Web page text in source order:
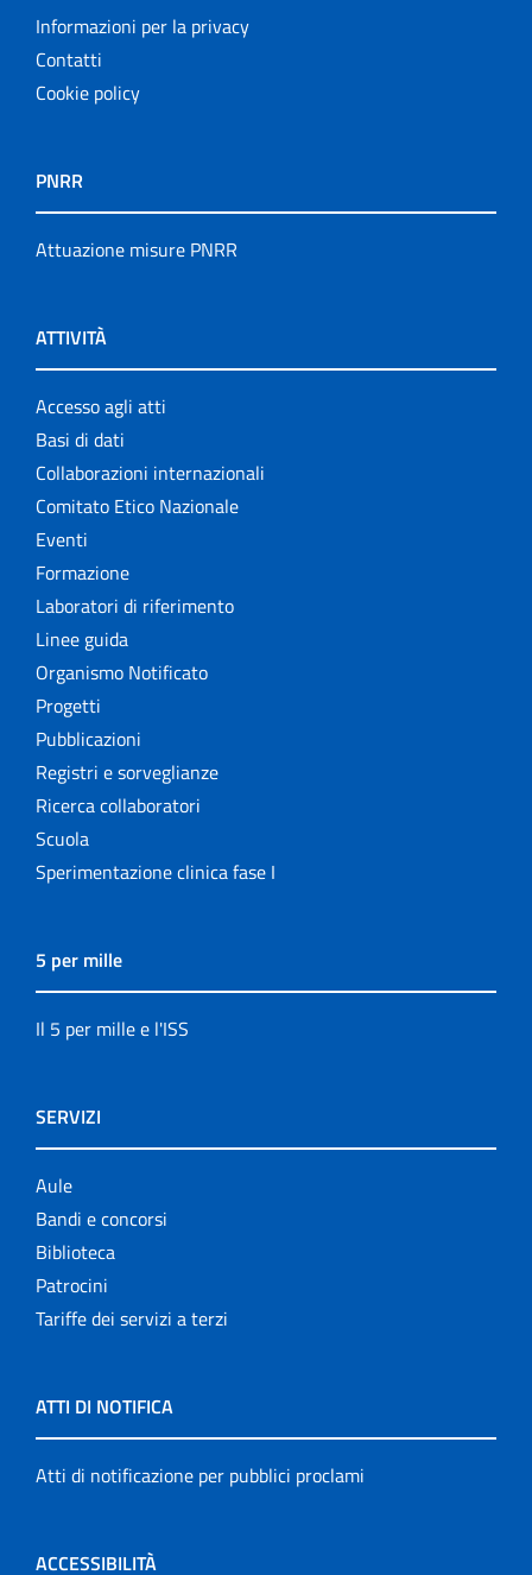
Informazioni per la privacy
Contatti
Cookie policy
PNRR
Attuazione misure PNRR
ATTIVITÀ
Accesso agli atti
Basi di dati
Collaborazioni internazionali
Comitato Etico Nazionale
Eventi
Formazione
Laboratori di riferimento
Linee guida
Organismo Notificato
Progetti
Pubblicazioni
Registri e sorveglianze
Ricerca collaboratori
Scuola
Sperimentazione clinica fase I
5 per mille
Il 5 per mille e l'ISS
SERVIZI
Aule
Bandi e concorsi
Biblioteca
Patrocini
Tariffe dei servizi a terzi
ATTI DI NOTIFICA
Atti di notificazione per pubblici proclami
ACCESSIBILITÀ